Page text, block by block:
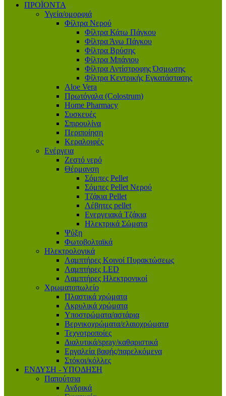
ΠΡΟΪΟΝΤΑ
Υγεία/ομορφιά
Φίλτρα Νερού
Φίλτρα Κάτω Πάγκου
Φίλτρα Άνω Πάγκου
Φίλτρα Βρύσης
Φίλτρα Μπάνιου
Φίλτρα Αντίστροφης Όσμωσης
Φίλτρα Κεντρικής Εγκατάστασης
Aloe Vera
Πρωτόγαλα (Colostrum)
Home Pharmacy
Συσκευές
Σπιρουλίνα
Περιποίηση
Κεραλοιφές
Ενέργεια
Ζεστό νερό
Θέρμανση
Σόμπες Pellet
Σόμπες Pellet Νερού
Τζάκια Pellet
Λέβητες pellet
Ενεργειακά Τζάκια
Ηλεκτρικά Σώματα
Ψύξη
Φωτοβολταϊκά
Ηλεκτρολογικά
Λαμπτήρες Κοινοί Πυρακτώσεως
Λαμπτήρες LED
Λαμπτήρες Ηλεκτρονικοί
Χρωματοπωλείο
Πλαστικά χρώματα
Ακρυλικά χρώματα
Υποστρώματα/αστάρια
Βερνικοχρώματα/ελαιοχρώματα
Τεχνοτροποίες
Διαλυτικά/spray/καθαριστικά
Εργαλεία βαφής/παρελκόμενα
Στόκοι/κόλλες
ΕΝΔΥΣΗ - ΥΠΟΔΗΣΗ
Παπούτσια
Ανδρικά